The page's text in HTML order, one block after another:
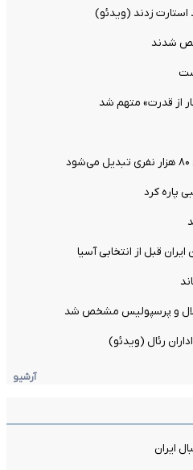
استارت زدند (ویدئو)
شدند
از قدرت» متهم شد
پاره کرد
قبل از انتخابی آسیا
و پرسپولیس مشخص شد
رئال (ویدئو)
آرشیو
ایران